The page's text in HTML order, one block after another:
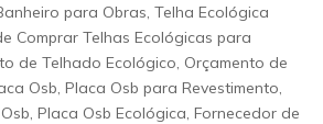
para Obras, Telha Ecológica
Comprar Telhas Ecológicas para
de Telhado Ecológico, Orçamento de
Osb, Placa Osb para Revestimento,
Placa Osb Ecológica, Fornecedor de